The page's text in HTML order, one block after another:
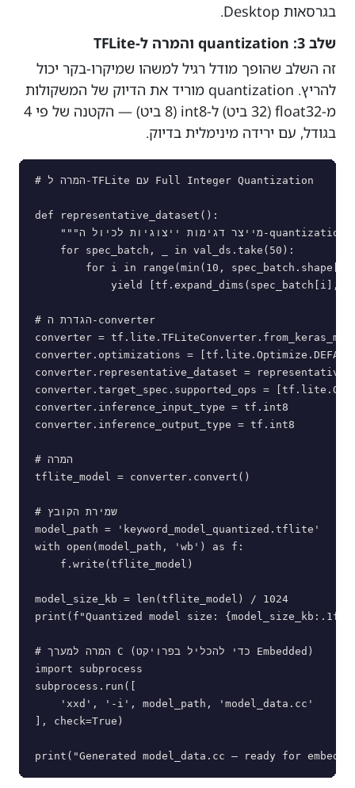
בגרסאות Desktop.
שלב 3: quantization והמרה ל-TFLite
זה השלב שהופך מודל רגיל למשהו שמיקרו-בקר יכול
להריץ. quantization מוריד את הדיוק של המשקולות
מ-float32 (32 ביט) ל-int8 (8 ביט) — הקטנה של פי 4
בגודל, עם ירידה מינימלית בדיוק.
# המרה ל-TFLite עם Full Integer Quantization
def representative_dataset():
    """מייצר דגימות ייצוגיות לכיול ה-quantization"""
    for spec_batch, _ in val_ds.take(50):
for i in range(min(10,
yield [tf.expand_dims(spec_batch[i],
# הגדרת ה-converter
converter =
converter.optimizations =
converter.representative_dataset =
converter.target_spec.supported_ops =
converter.inference_input_type = tf.int8
converter.inference_output_type = tf.int8
# המרה
tflite_model = converter.convert()
# שמירת הקובץ
model_path = 'keyword_model_quantized.tflite'
with open(model_path, 'wb') as f:
    f.write(tflite_model)
model_size_kb = len(tflite_model) / 1024
print(f"Quantized model size: {model_size_kb:.1f}
# המרה למערך C (כדי להכליל בפרויקט Embedded)
import subprocess
subprocess.run([
    'xxd', '-i', model_path, 'model_data.cc'
], check=True)